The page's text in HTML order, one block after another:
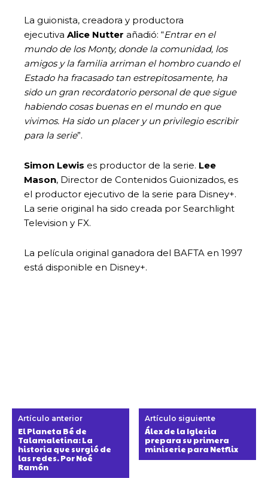
La guionista, creadora y productora
ejecutiva Alice Nutter añadió: “Entrar en el
mundo de los Monty, donde la comunidad, los
amigos y la familia arriman el hombro cuando el
Estado ha fracasado tan estrepitosamente, ha
sido un gran recordatorio personal de que sigue
habiendo cosas buenas en el mundo en que
vivimos. Ha sido un placer y un privilegio escribir
para la serie”.
Simon Lewis es productor de la serie. Lee
Mason, Director de Contenidos Guionizados, es
el productor ejecutivo de la serie para Disney+.
La serie original ha sido creada por Searchlight
Television y FX.
La película original ganadora del BAFTA en 1997
está disponible en Disney+.
Artículo anterior
El Planeta Bé de
Talamaletina: La
historia que surgió de
las redes. Por Noé
Ramón
Artículo siguiente
Álex de la Iglesia
prepara su primera
miniserie para Netflix